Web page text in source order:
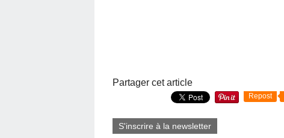
Partager cet article
Repost
S'inscrire à la newsletter